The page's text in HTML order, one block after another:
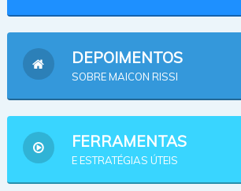
DEPOIMENTOS
SOBRE MAICON RISSI
FERRAMENTAS
E ESTRATÉGIAS ÚTEIS